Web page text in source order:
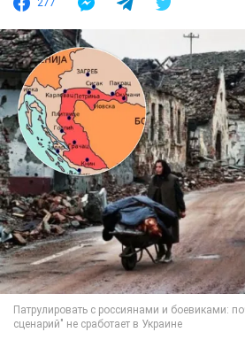
277